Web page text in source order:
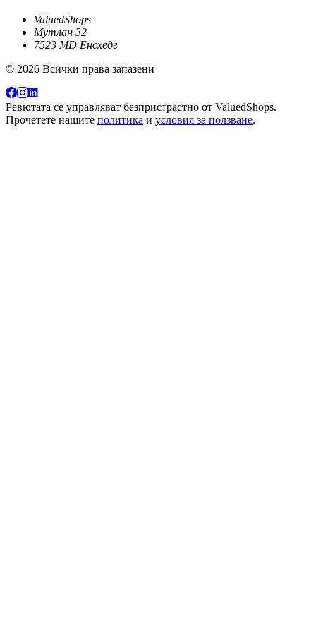
ValuedShops
Мутлан 32
7523 MD Енсхеде
© 2026 Всички права запазени
Ревютата се управляват безпристрастно от ValuedShops.
Прочетете нашите политика и условия за ползване.